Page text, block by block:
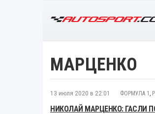
МАРЦЕНКО
13 июля 2020 в 22:01 ФОРМУЛА 1
НИКОЛАЙ МАРЦЕНКО: ГАСЛИ